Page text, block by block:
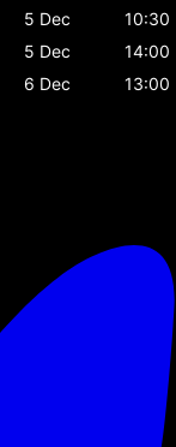
5 Dec
10:30
5 Dec
14:00
6 Dec
13:00